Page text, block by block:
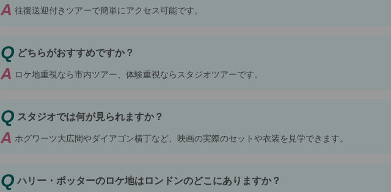
A 往復送迎付きツアーで簡単にアクセス可能です。
Q どちらがおすすめですか？
A ロケ地重視なら市内ツアー、体験重視ならスタジオツアーです。
Q スタジオでは何が見られますか？
A ホグワーツ大広間やダイアゴン横丁など、映画の実際のセットや衣装を見学できます。
Q ハリー・ポッターのロケ地はロンドンのどこにありますか？